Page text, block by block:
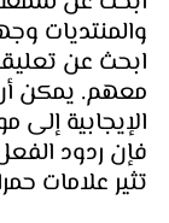
والمنتديات
ابحث عن
معهم. يمكن أن
الإيجابية
فإن ردود
تثير علامات